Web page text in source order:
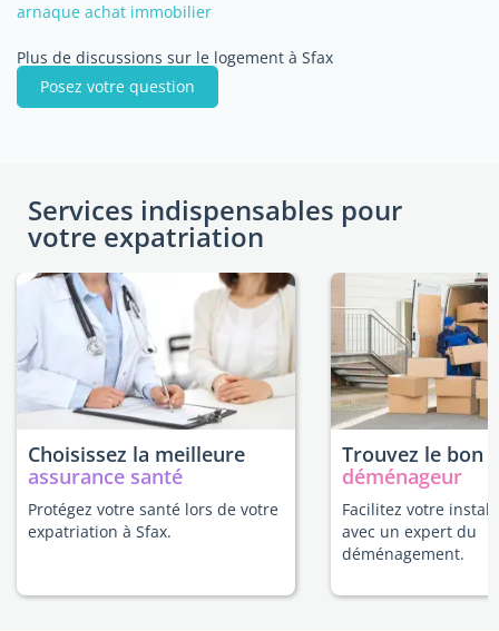
arnaque achat immobilier
Plus de discussions sur le logement à Sfax
Posez votre question
Services indispensables pour
votre expatriation
Choisissez la meilleure
assurance santé
Protégez votre santé lors de votre
expatriation à Sfax.
Trouvez le bon
déménageur
Facilitez votre
avec un expert du
déménagement.